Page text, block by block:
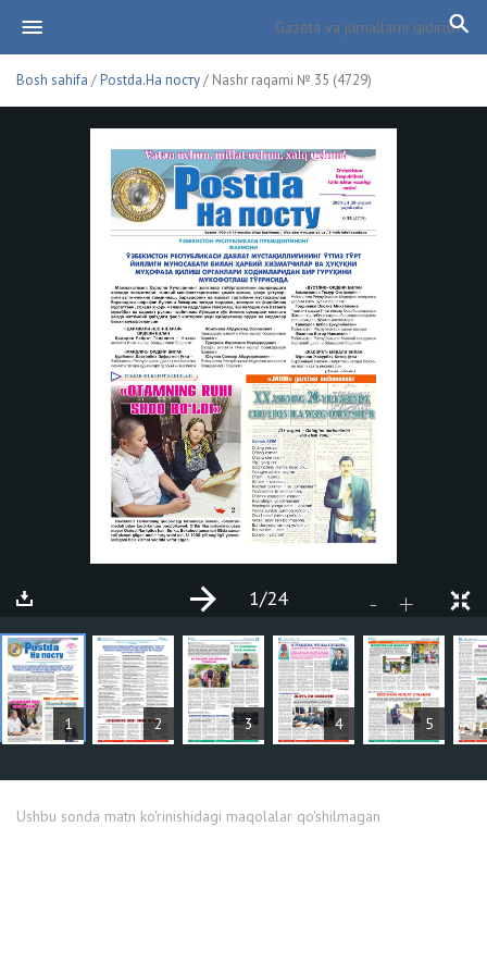
Bosh sahifa /Postda.На посту/ Nashr raqami № 35 (4729)
1 2 3 4 5
- +
1/24
MAQOLALAR
Ushbu sonda matn ko'rinishidagi maqolalar qo'shilmagan